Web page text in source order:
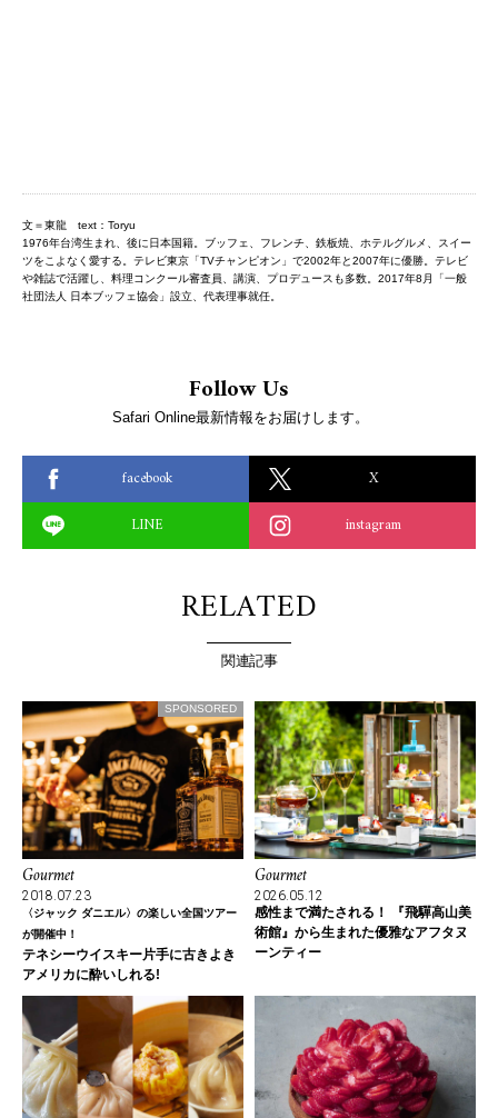
文＝東龍 text：Toryu
1976年台湾生まれ、後に日本国籍。ブッフェ、フレンチ、鉄板焼、ホテルグルメ、スイー
ツをこよなく愛する。テレビ東京「TVチャンピオン」で2002年と2007年に優勝。テレビ
や雑誌で活躍し、料理コンクール審査員、講演、プロデュースも多数。2017年8月「一般
社団法人 日本ブッフェ協会」設立、代表理事就任。
Follow Us
Safari Online最新情報をお届けします。
facebook
X
LINE
instagram
RELATED
関連記事
SPONSORED
Gourmet
2018.07.23
〈ジャック ダニエル〉の楽しい全国ツアー
が開催中！
テネシーウイスキー片手に古きよき
アメリカに酔いしれる!
Gourmet
2026.05.12
感性まで満たされる！ 『飛驒高山美
術館』から生まれた優雅なアフタヌ
ーンティー